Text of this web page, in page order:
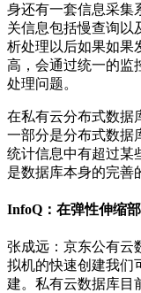
身还有一套信息采集
关信息包括慢查询以
析处理以后如果如果
高，会通过统一的监
处理问题。
在私有云分布式数据
一部分是分布式数据
统计信息中有超过某
是数据库本身的完善
InfoQ：在弹性伸缩
张成远：京东公有云
拟机的快速创建我们
建。私有云数据库目